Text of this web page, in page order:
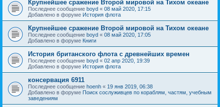
Крупнейшее сражение Второй мировой на Тихом океане
Последнее сообщение boyd « 08 май 2020, 17:15
Добавлено в форуме История флота
Крупнейшее сражение Второй мировой на Тихом океане
Последнее сообщение boyd « 08 май 2020, 17:05
Добавлено в форуме Книги
История британского флота с древнейших времен
Последнее сообщение boyd « 02 апр 2020, 19:39
Добавлено в форуме История флота
консервация 6911
Последнее сообщение hoenh « 19 янв 2019, 06:38
Добавлено в форуме Поиск сослуживцев по кораблям, частям, учебным
заведениям